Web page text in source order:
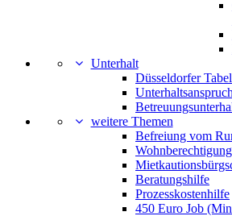
Unterhalt
Düsseldorfer
Unterhaltsanspruch
weitere Themen
Befreiung vom
Beratungshilfe
Prozesskostenhilfe
450 Euro Job